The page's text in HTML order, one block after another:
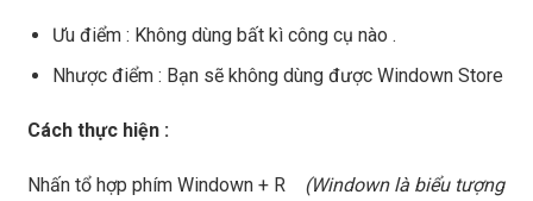
Ưu điểm : Không dùng bất kì công cụ nào .
Nhược điểm : Bạn sẽ không dùng được Windown Store
Cách thực hiện :
Nhấn tổ hợp phím Windown + R (Windown là biểu tượng